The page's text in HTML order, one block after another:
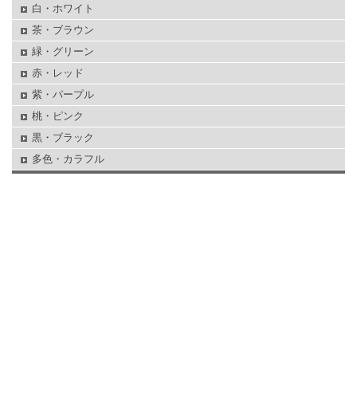
白・ホワイト
茶・ブラウン
緑・グリーン
赤・レッド
紫・パープル
桃・ピンク
黒・ブラック
多色・カラフル